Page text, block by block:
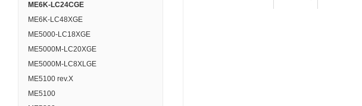
ME6K-LC24CGE
ME6K-LC48XGE
ME5000-LC18XGE
ME5000M-LC20XGE
ME5000M-LC8XLGE
ME5100 rev.X
ME5100